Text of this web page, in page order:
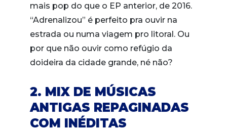
mais pop do que o EP anterior, de 2016.
“Adrenalizou” é perfeito pra ouvir na
estrada ou numa viagem pro litoral. Ou
por que não ouvir como refúgio da
doideira da cidade grande, né não?
2. MIX DE MÚSICAS
ANTIGAS REPAGINADAS
COM INÉDITAS